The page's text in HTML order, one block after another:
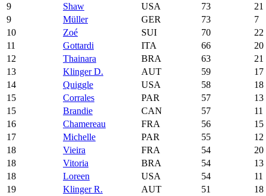
9
Shaw USA 73
21
9
Müller GER 73
7
10
Zoé SUI 70
22
11
Gottardi ITA 66
20
12
Thainara BRA 63
21
13
Klinger D. AUT 59
17
14
Quiggle USA 58
18
15
Corrales PAR 57
13
15
Brandie CAN 57
11
16
Chamereau FRA 56
15
17
Michelle PAR 55
12
18
Vieira FRA 54
20
18
Vitoria BRA 54
13
18
Loreen USA 54
11
19
Klinger R. AUT 51
18